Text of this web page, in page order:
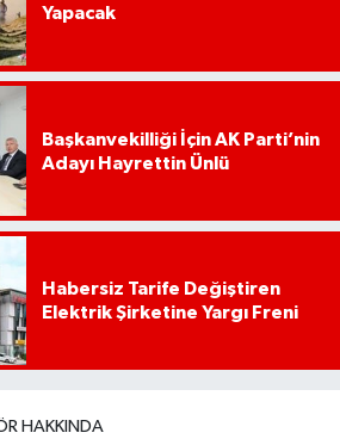
Yapacak
Başkanvekilliği İçin AK Parti’nin
Adayı Hayrettin Ünlü
Habersiz Tarife Değiştiren
Elektrik Şirketine Yargı Freni
HAKKINDA